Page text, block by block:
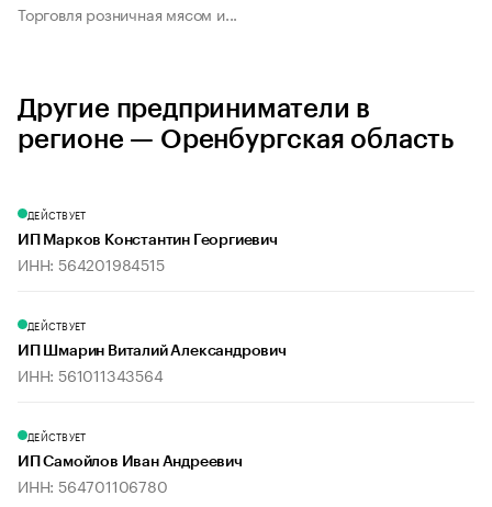
Торговля розничная мясом и...
Другие предприниматели в
регионе — Оренбургская область
ДЕЙСТВУЕТ
ИП Марков Константин Георгиевич
ИНН: 564201984515
ДЕЙСТВУЕТ
ИП Шмарин Виталий Александрович
ИНН: 561011343564
ДЕЙСТВУЕТ
ИП Самойлов Иван Андреевич
ИНН: 564701106780